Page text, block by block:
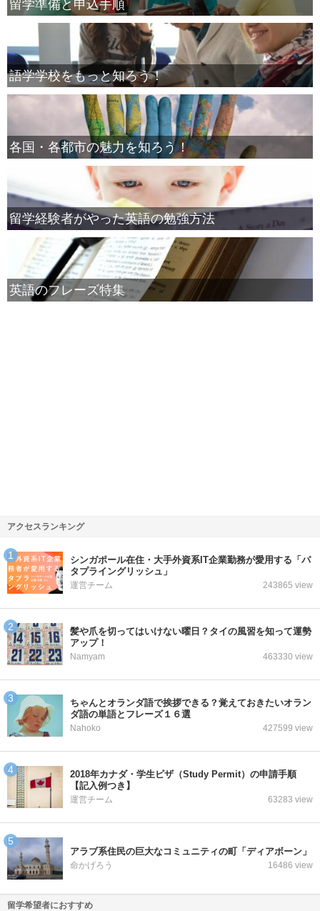
留学準備と申込手順
語学学校をもっと知ろう！
各国・各都市の魅力を知ろう！
留学経験者がやった英語の勉強方法
英語のフレーズ特集
アクセスランキング
シンガポール在住・大手外資系IT企業勤務が愛用する「パ
タプライングリッシュ」
運営チーム 243865 view
髪や爪を切ってはいけない曜日？タイの風習を知って運勢
アップ！
Namyam 463330 view
ちゃんとオランダ語で挨拶できる？覚えておきたいオラン
ダ語の単語とフレーズ１６選
Nahoko 427599 view
2018年カナダ・学生ビザ（Study Permit）の申請手順
【記入例つき】
運営チーム 63283 view
アラブ系住民の巨大なコミュニティの町「ディアボーン」
命かげろう 16486 view
留学希望者におすすめ